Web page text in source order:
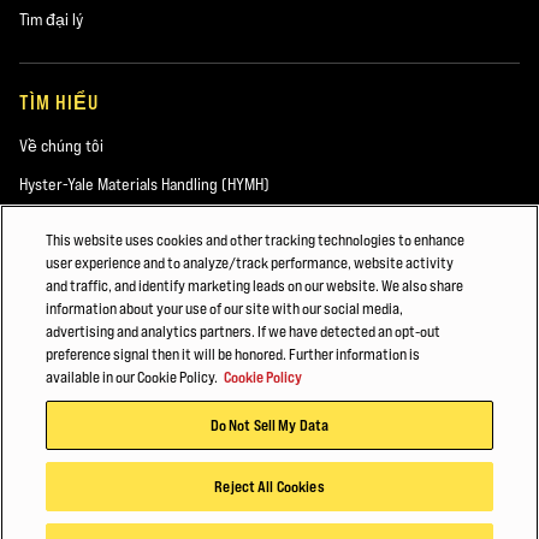
Tìm đại lý
TÌM HIỂU
Về chúng tôi
Hyster-Yale Materials Handling (HYMH)
VIỆC LÀM
Việc làm
©2026 Hyster-Yale Materials Handling, Inc. Bảo lưu mọi quyền.
Chính Sách Quyền Riêng Tư Điều khoản Dịch vụ Chính Sách Cookie
This website uses cookies and other tracking technologies to enhance
user experience and to analyze/track performance, website activity
and traffic, and identify marketing leads on our website. We also share
information about your use of our site with our social media,
advertising and analytics partners. If we have detected an opt-out
preference signal then it will be honored. Further information is
available in our Cookie Policy. Cookie Policy
Do Not Sell My Data
Reject All Cookies